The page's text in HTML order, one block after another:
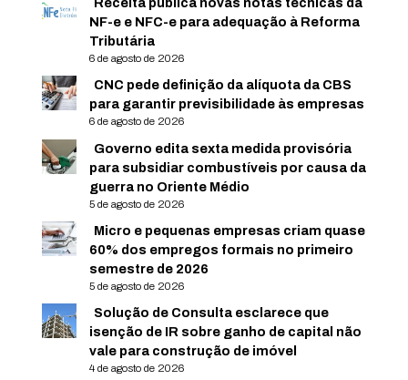
Receita publica novas notas técnicas da
NF-e e NFC-e para adequação à Reforma
Tributária
6 de agosto de 2026
CNC pede definição da alíquota da CBS
para garantir previsibilidade às empresas
6 de agosto de 2026
Governo edita sexta medida provisória
para subsidiar combustíveis por causa da
guerra no Oriente Médio
5 de agosto de 2026
Micro e pequenas empresas criam quase
60% dos empregos formais no primeiro
semestre de 2026
5 de agosto de 2026
Solução de Consulta esclarece que
isenção de IR sobre ganho de capital não
vale para construção de imóvel
4 de agosto de 2026